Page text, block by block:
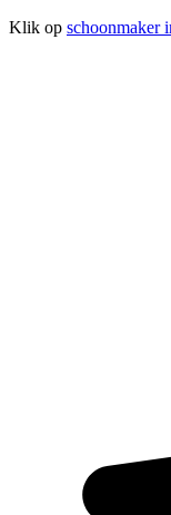
Klik op schoonmaker